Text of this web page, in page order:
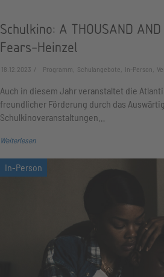
Schulkino: A THOUSAND
Fears-Heinzel
18.12.2023 Programm, Schulangebote, In-Person,
Auch in diesem Jahr veranstaltet die
freundlicher Förderung durch das
Schulkinoveranstaltungen…
Weiterlesen